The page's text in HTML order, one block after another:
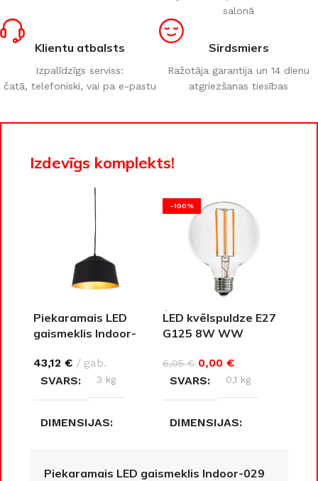
salonā
Klientu atbalsts
Izpalīdzīgs serviss:
čatā, telefoniski, vai pa e-pastu
Sirdsmiers
Ražotāja garantija un 14 dienu
atgriezšanas tiesības
Izdevīgs komplekts!
Piekaramais LED
gaismeklis Indoor-
43,12 €
gab.
SVARS
3 kg
DIMENSIJAS
-100%
LED kvēlspuldze E27
G125 8W WW
6,05€ 0,00 €
SVARS
0,1 kg
DIMENSIJAS
Piekaramais LED gaismeklis Indoor-029